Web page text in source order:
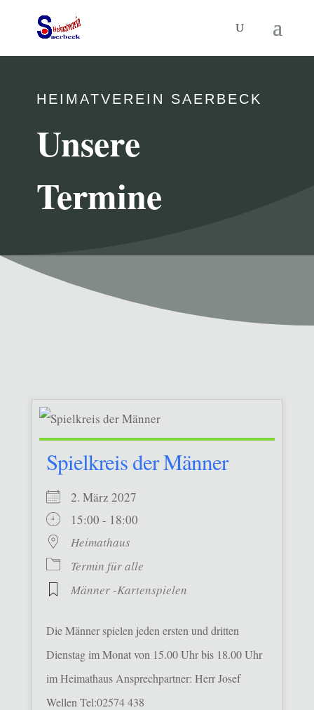
HEIMATVEREIN SAERBECK
Unsere
Termine
Spielkreis der Männer
2. März 2027
15:00 - 18:00
Heimathaus
Termin für alle
Männer -Kartenspielen
Die Männer spielen jeden ersten und dritten
Dienstag im Monat von 15.00 Uhr bis 18.00 Uhr
im Heimathaus Ansprechpartner: Herr Josef
Wellen Tel:02574 438